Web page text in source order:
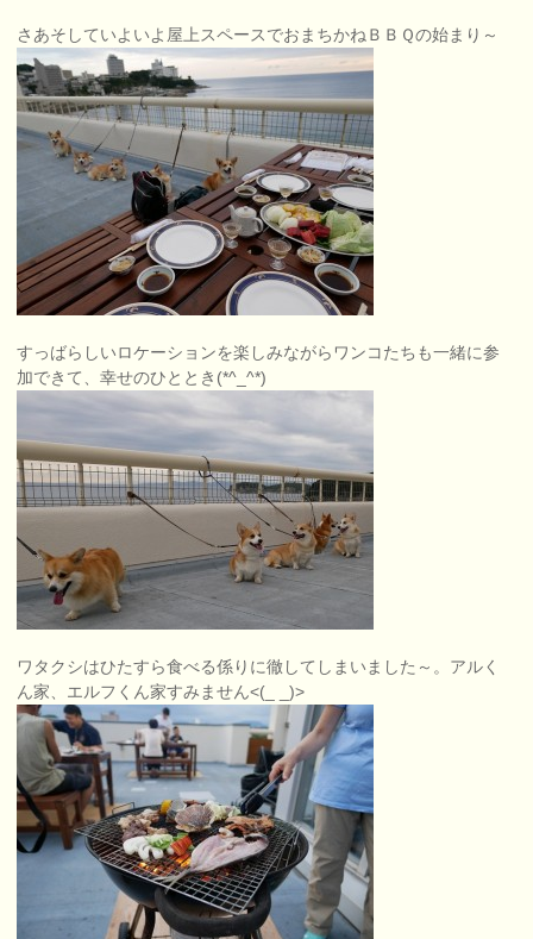
さあそしていよいよ屋上スペースでおまちかねＢＢＱの始まり～
すっばらしいロケーションを楽しみながらワンコたちも一緒に参
加できて、幸せのひととき(*^_^*)
ワタクシはひたすら食べる係りに徹してしまいました～。アルく
ん家、エルフくん家すみません<(_ _)>